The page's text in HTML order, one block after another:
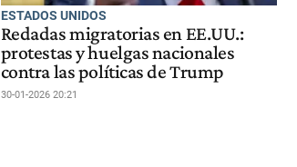
ESTADOS UNIDOS
Redadas migratorias en EE.UU.:
protestas y huelgas nacionales
contra las políticas de Trump
30-01-2026 20:21